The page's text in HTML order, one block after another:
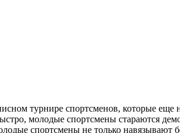
турнире спортсменов, которые
молодые спортсмены стараются
спортсмены не только